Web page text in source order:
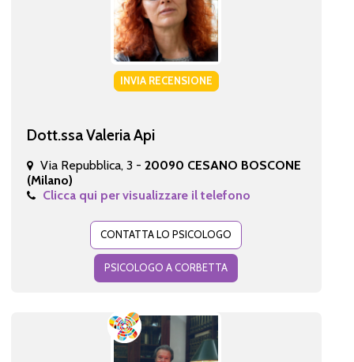
INVIA RECENSIONE
Dott.ssa Valeria Api
Via Repubblica, 3 - 20090 CESANO BOSCONE
(Milano)
Clicca qui per visualizzare il telefono
CONTATTA LO PSICOLOGO
PSICOLOGO A CORBETTA